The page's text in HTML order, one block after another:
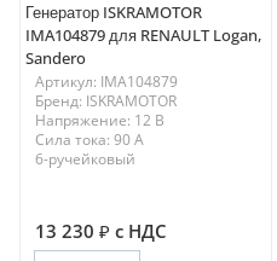
Генератор ISKRAMOTOR
IMA104879 для RENAULT Logan,
Sandero
Артикул: IMA104879
Бренд: ISKRAMOTOR
Напряжение: 12 В
Сила тока: 90 A
6-ручейковый
13 230 с НДС